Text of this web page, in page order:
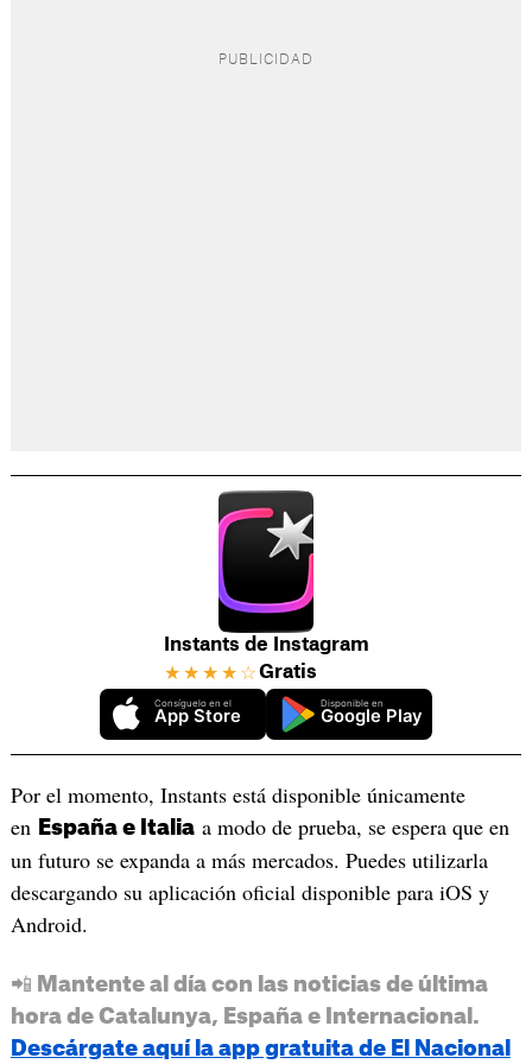
Instants de Instagram
★★★★☆Gratis
Consíguelo en el
App Store
Disponible en
Google Play
Por el momento, Instants está disponible únicamente
en España e Italiaa modo de prueba, se espera que en
un futuro se expanda a más mercados. Puedes utilizarla
descargando su aplicación oficial disponible para iOS y
Android.
📲 Mantente al día con las noticias de última
hora de Catalunya, España e Internacional.
Descárgate aquí la app gratuita de El Nacional